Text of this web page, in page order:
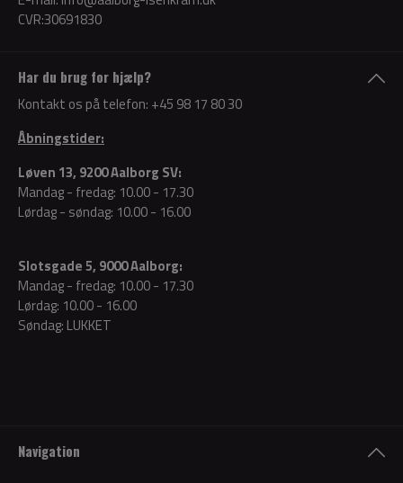
Har du brug for hjælp?
Kontakt os på telefon: +45 98 17 80 30
Åbningstider:
Løven 13, 9200 Aalborg SV:
Mandag - fredag: 10.00 - 17.30
Lørdag - søndag: 10.00 - 16.00
Slotsgade 5, 9000 Aalborg:
Mandag - fredag: 10.00 - 17.30
Lørdag: 10.00 - 16.00
Søndag: LUKKET
CVR:30691830
Navigation